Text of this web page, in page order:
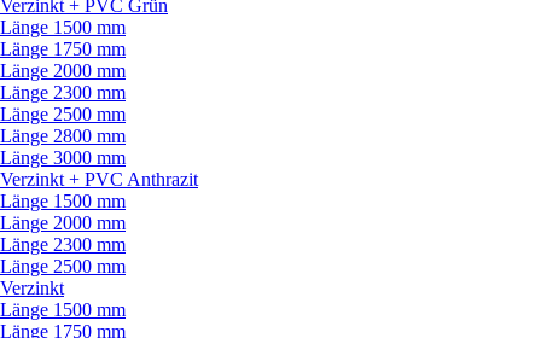
Verzinkt + PVC Grün
Länge 1500 mm
Länge 1750 mm
Länge 2000 mm
Länge 2300 mm
Länge 2500 mm
Länge 2800 mm
Länge 3000 mm
Verzinkt + PVC Anthrazit
Länge 1500 mm
Länge 2000 mm
Länge 2300 mm
Länge 2500 mm
Verzinkt
Länge 1500 mm
Länge 1750 mm